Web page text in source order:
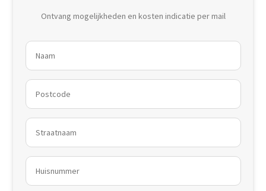
Ontvang mogelijkheden en kosten indicatie per mail